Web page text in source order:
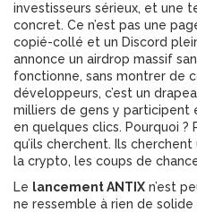
investisseurs sérieux, et une
concret. Ce n’est pas une
copié-collé et un Discord
annonce un airdrop massif
fonctionne, sans montrer de
développeurs, c’est un
milliers de gens y participent
en quelques clics. Pourquoi ?
qu’ils cherchent. Ils
la crypto, les coups de
Le lancement ANTIX n’est
ne ressemble à rien de solide